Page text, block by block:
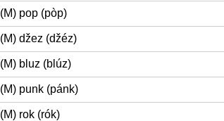
(M) pop (pòp)
(M) džez (džéz)
(M) bluz (blúz)
(M) punk (pánk)
(M) rok (rók)